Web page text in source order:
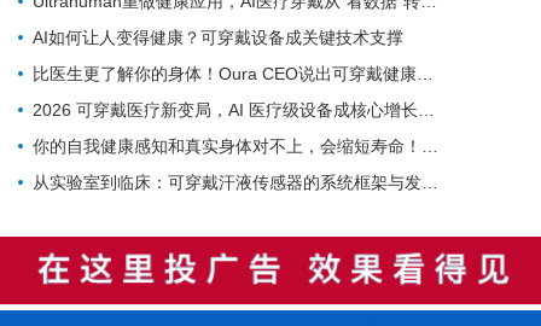
AI如何让人变得健康？可穿戴设备成关键技术支撑
比医生更了解你的身体！Oura CEO说出可穿戴健康设备对医疗体系的革命
2026 可穿戴医疗新变局，AI 医疗级设备成核心增长引擎
你的自我健康感知和真实身体对不上，会缩短寿命！多国队列研究实锤
从实验室到临床：可穿戴汗液传感器的系统框架与发展路线图